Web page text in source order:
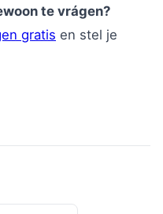
te vrágen?
gratis en stel je